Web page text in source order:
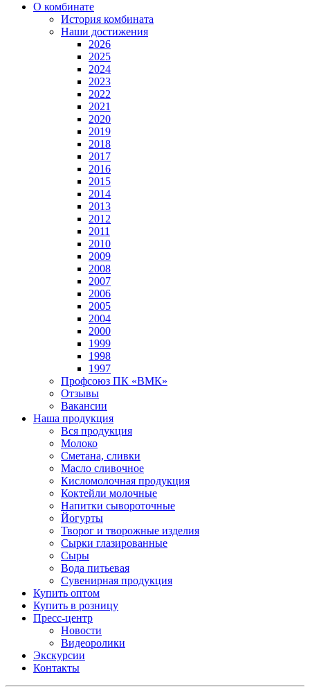
О комбинате
История комбината
Наши достижения
2026
2025
2024
2023
2022
2021
2020
2019
2018
2017
2016
2015
2014
2013
2012
2011
2010
2009
2008
2007
2006
2005
2004
2000
1999
1998
1997
Профсоюз ПК «ВМК»
Отзывы
Вакансии
Наша продукция
Вся продукция
Молоко
Сметана, сливки
Масло сливочное
Кисломолочная продукция
Коктейли молочные
Напитки сывороточные
Йогурты
Творог и творожные изделия
Сырки глазированные
Сыры
Вода питьевая
Сувенирная продукция
Купить оптом
Купить в розницу
Пресс-центр
Новости
Видеоролики
Экскурсии
Контакты